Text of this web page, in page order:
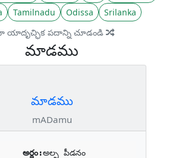
Tamilnadu Odissa
Srilanka
యాదృచ్ఛిక పదాన్ని చూడండి
మాడము
మాడము
mADamu
అర్థం:అల్ప పీడనం